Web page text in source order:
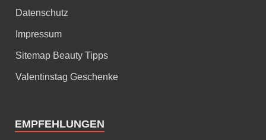
Datenschutz
Impressum
Sitemap Beauty Tipps
Valentinstag Geschenke
EMPFEHLUNGEN